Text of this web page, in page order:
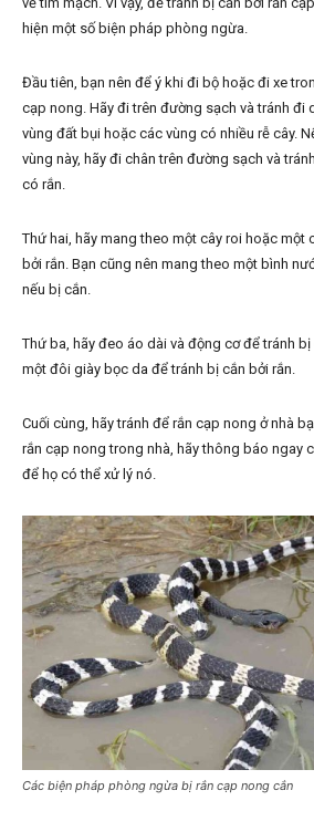
hiện một số biện pháp phòng ngừa.
Đầu tiên, bạn nên để ý khi đi bộ hoặc đi xe
cạp nong. Hãy đi trên đường sạch và tránh đi
vùng đất bụi hoặc các vùng có nhiều rễ cây.
vùng này, hãy đi chân trên đường sạch và
có rắn.
Thứ hai, hãy mang theo một cây roi hoặc một
bởi rắn. Bạn cũng nên mang theo một bình
nếu bị cắn.
Thứ ba, hãy đeo áo dài và động cơ để tránh
một đôi giày bọc da để tránh bị cắn bởi rắn.
Cuối cùng, hãy tránh để rắn cạp nong ở nhà
rắn cạp nong trong nhà, hãy thông báo ngay
để họ có thể xử lý nó.
Các biện pháp phòng ngừa bị rắn cạp nong cắn